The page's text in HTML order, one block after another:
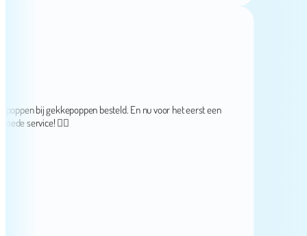
bij gekkepoppen besteld. En nu voor het eerst een
👌🏻